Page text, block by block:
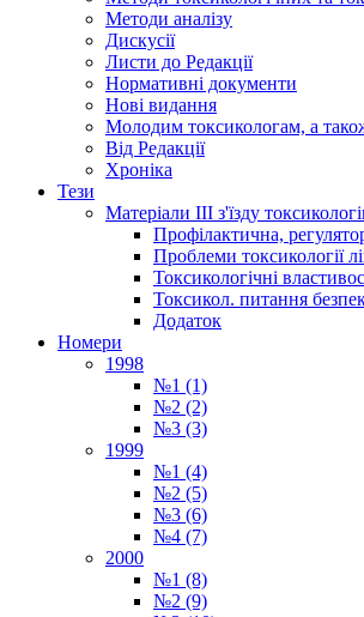
Методи аналізу
Дискусії
Листи до Редакції
Нормативні документи
Нові видання
Молодим токсикологам, а
Від Редакції
Хроніка
Тези
Матеріали ІІІ з'їзду
Профілактична,
Проблеми токсикології
Токсикологічні
Токсикол. питання
Додаток
Номери
1998
№1 (1)
№2 (2)
№3 (3)
1999
№1 (4)
№2 (5)
№3 (6)
№4 (7)
2000
№1 (8)
№2 (9)